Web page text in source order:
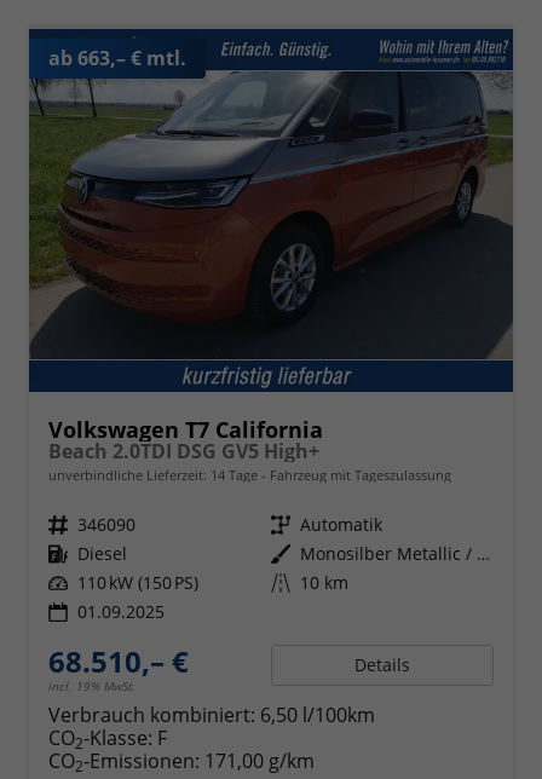
ab 663,– € mtl.
Volkswagen T7 California
Beach 2.0TDI DSG GV5 High+
unverbindliche Lieferzeit: 14 Tage Fahrzeug mit Tageszulassung
Fahrzeugnr. 346090 Getriebe Automatik
Kraftstoff Diesel Außenfarbe
Monosilber Metallic / Energeticorange Metallic Dach Schwarz
Leistung 110 kW (150 PS) Kilometerstand 10 km
01.09.2025
68.510,– €
incl. 19% MwSt.
Details
Verbrauch kombiniert: 6,50 l/100km
CO2-Klasse: F
CO2-Emissionen: 171,00 g/km